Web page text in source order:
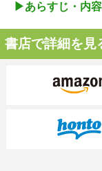
▶︎あらすじ・内
書店で詳細を見